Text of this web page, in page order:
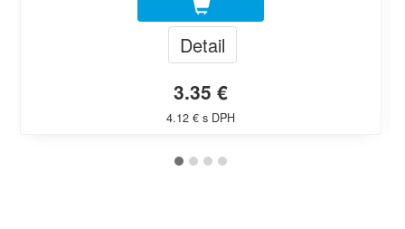
Detail
3.35 €
4.12 € s DPH